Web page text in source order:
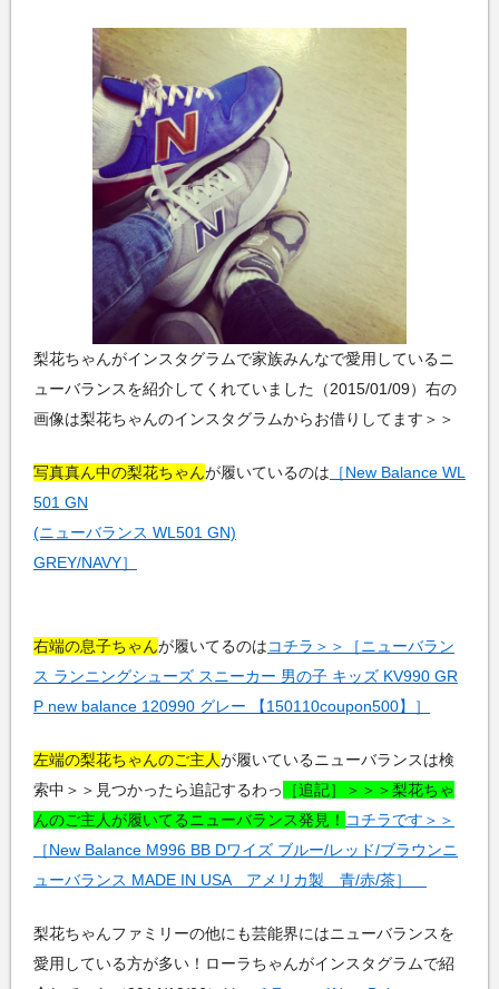
梨花ちゃんがインスタグラムで家族みんなで愛用しているニ
ューバランスを紹介してくれていました（2015/01/09）右の
画像は梨花ちゃんのインスタグラムからお借りしてます＞＞
写真真ん中の梨花ちゃんが履いているのは ［New Balance WL
501 GN
(ニューバランス WL501 GN)
GREY/NAVY］
右端の息子ちゃんが履いてるのはコチラ＞＞［ニューバラン
ス ランニングシューズ スニーカー 男の子 キッズ KV990 GR
P new balance 120990 グレー 【150110coupon500】］
左端の梨花ちゃんのご主人が履いているニューバランスは検
索中＞＞見つかったら追記するわっ
［追記］＞＞＞梨花ちゃ
んのご主人が履いてるニューバランス発見！ コチラです＞＞
［New Balance M996 BB Dワイズ ブルー/レッド/ブラウンニ
ューバランス MADE IN USA アメリカ製 青/赤/茶］
梨花ちゃんファミリーの他にも芸能界にはニューバランスを
愛用している方が多い！ローラちゃんがインスタグラムで紹